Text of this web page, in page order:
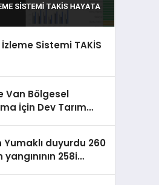
Sistemi TAKİS
Van Bölgesel
İçin Dev Tarım
Yumaklı duyurdu 260
258i